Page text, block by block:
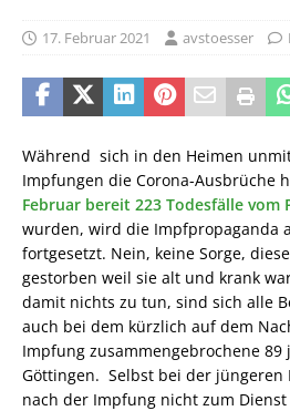
17. Februar 2021 avstoesser
Während sich in den Heimen
Impfungen die Corona-Ausbrüche
Februar bereit 223 Todesfälle vom
wurden, wird die Impfpropaganda
fortgesetzt. Nein, keine Sorge,
gestorben weil sie alt und krank
damit nichts zu tun, sind sich alle
auch bei dem kürzlich auf dem
Impfung zusammengebrochene 89
Göttingen. Selbst bei der jüngeren
nach der Impfung nicht zum